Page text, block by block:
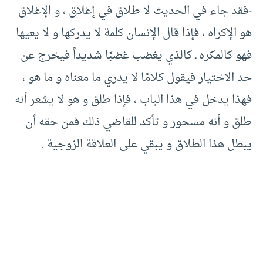
-فقد جاء في الحديث لا طلاق في إغلاق ، و الإغلاق
هو الإكراه ، فإذا قال الإنسان كلمة لا يدركها و لا يعيها
فهو كالمكره ـ كالذي يغضب غضبًا شديداً فيخرج عن
حد الاختيار فيقول كلامًا لا يدري ما معناه و ما هو ،
فهذا يدخل في هذا الباب ، فإذا طلق و هو لا يشعر أنه
طلق و أنه مسحور و تأكد للقاضي ذلك فمن حقه أن
يبطل هذا الطلاق و يبقي على العلاقة الزوجية .